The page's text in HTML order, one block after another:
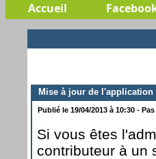
Accueil
Mise à jour de
Publié le 19/04/2013 à 10:30 -
Si vous êtes
contributeur à un